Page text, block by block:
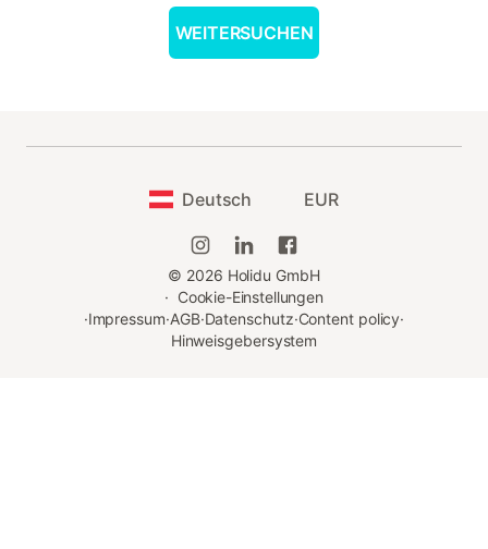
WEITERSUCHEN
Deutsch EUR
© 2026 Holidu GmbH
· Cookie-Einstellungen
·Impressum·AGB·Datenschutz·Content policy·
Hinweisgebersystem